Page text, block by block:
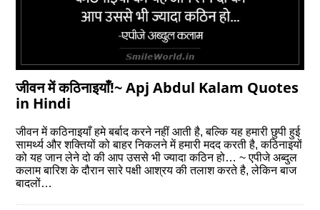
जीवन में कठिनाइयाँ!~ Apj Abdul Kalam Quotes
in Hindi
जीवन में कठिनाइयाँ हमे बर्बाद करने नहीं आती है, बल्कि यह हमारी छुपी हुई
सामर्थ्य और शक्तियों को बाहर निकलने में हमारी मदद करती है, कठिनाइयों
को यह जान लेने दो की आप उससे भी ज्यादा कठिन हो… ~ एपीजे अब्दुल
कलाम बारिश के दौरान सारे पक्षी आश्रय की तलाश करते है, लेकिन बाज
बादलों…